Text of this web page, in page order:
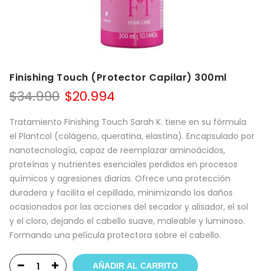
Finishing Touch (Protector Capilar) 300ml
$34.990 $20.994
Tratamiento Finishing Touch Sarah K. tiene en su fórmula
el Plantcol (colágeno, queratina, elastina). Encapsulado por
nanotecnología, capaz de reemplazar aminoácidos,
proteínas y nutrientes esenciales perdidos en procesos
químicos y agresiones diarias. Ofrece una protección
duradera y facilita el cepillado, minimizando los daños
ocasionados por las acciones del secador y alisador, el sol
y el cloro, dejando el cabello suave, maleable y luminoso.
Formando una película protectora sobre el cabello.
AÑADIR AL CARRITO